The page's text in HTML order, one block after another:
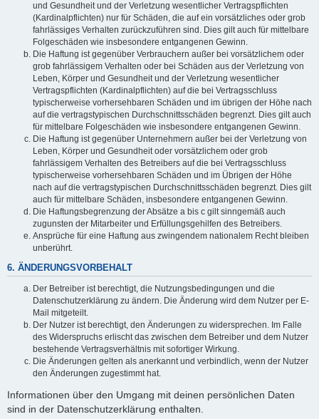
und Gesundheit und der Verletzung wesentlicher Vertragspflichten
(Kardinalpflichten) nur für Schäden, die auf ein vorsätzliches oder grob
fahrlässiges Verhalten zurückzuführen sind. Dies gilt auch für mittelbare
Folgeschäden wie insbesondere entgangenen Gewinn.
Die Haftung ist gegenüber Verbrauchern außer bei vorsätzlichem oder
grob fahrlässigem Verhalten oder bei Schäden aus der Verletzung von
Leben, Körper und Gesundheit und der Verletzung wesentlicher
Vertragspflichten (Kardinalpflichten) auf die bei Vertragsschluss
typischerweise vorhersehbaren Schäden und im übrigen der Höhe nach
auf die vertragstypischen Durchschnittsschäden begrenzt. Dies gilt auch
für mittelbare Folgeschäden wie insbesondere entgangenen Gewinn.
Die Haftung ist gegenüber Unternehmern außer bei der Verletzung von
Leben, Körper und Gesundheit oder vorsätzlichem oder grob
fahrlässigem Verhalten des Betreibers auf die bei Vertragsschluss
typischerweise vorhersehbaren Schäden und im Übrigen der Höhe
nach auf die vertragstypischen Durchschnittsschäden begrenzt. Dies gilt
auch für mittelbare Schäden, insbesondere entgangenen Gewinn.
Die Haftungsbegrenzung der Absätze a bis c gilt sinngemäß auch
zugunsten der Mitarbeiter und Erfüllungsgehilfen des Betreibers.
Ansprüche für eine Haftung aus zwingendem nationalem Recht bleiben
unberührt.
6. ÄNDERUNGSVORBEHALT
Der Betreiber ist berechtigt, die Nutzungsbedingungen und die
Datenschutzerklärung zu ändern. Die Änderung wird dem Nutzer per E-
Mail mitgeteilt.
Der Nutzer ist berechtigt, den Änderungen zu widersprechen. Im Falle
des Widerspruchs erlischt das zwischen dem Betreiber und dem Nutzer
bestehende Vertragsverhältnis mit sofortiger Wirkung.
Die Änderungen gelten als anerkannt und verbindlich, wenn der Nutzer
den Änderungen zugestimmt hat.
Informationen über den Umgang mit deinen persönlichen Daten
sind in der Datenschutzerklärung enthalten.